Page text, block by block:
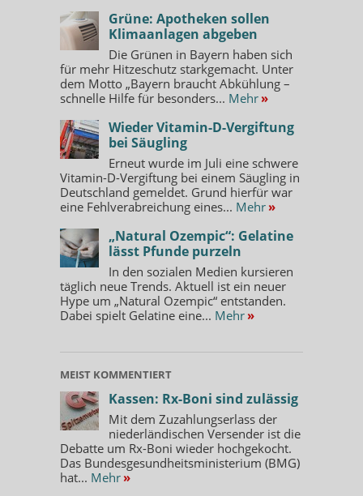
Grüne: Apotheken sollen
Klimaanlagen abgeben
Die Grünen in Bayern haben sich
für mehr Hitzeschutz starkgemacht. Unter
dem Motto „Bayern braucht Abkühlung –
schnelle Hilfe für besonders... Mehr »
Wieder Vitamin-D-Vergiftung
bei Säugling
Erneut wurde im Juli eine schwere
Vitamin-D-Vergiftung bei einem Säugling in
Deutschland gemeldet. Grund hierfür war
eine Fehlverabreichung eines... Mehr »
„Natural Ozempic“: Gelatine
lässt Pfunde purzeln
In den sozialen Medien kursieren
täglich neue Trends. Aktuell ist ein neuer
Hype um „Natural Ozempic“ entstanden.
Dabei spielt Gelatine eine... Mehr »
MEIST KOMMENTIERT
Kassen: Rx-Boni sind zulässig
Mit dem Zuzahlungserlass der
niederländischen Versender ist die
Debatte um Rx-Boni wieder hochgekocht.
Das Bundesgesundheitsministerium (BMG)
hat... Mehr »